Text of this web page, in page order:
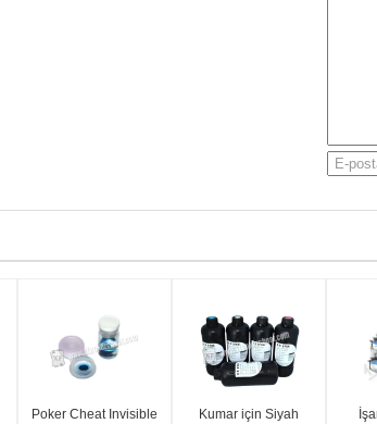
Poker Cheat Invisible Kumar için Siyah